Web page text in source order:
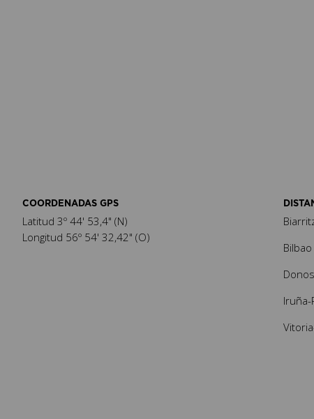
COORDENADAS GPS
Latitud 3º 44' 53,4" (N)
Longitud 56º 54' 32,42" (O)